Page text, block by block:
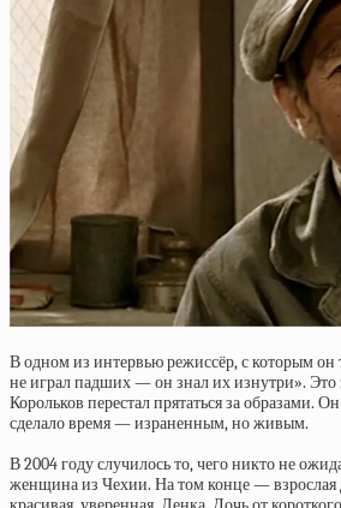
В одном из интервью режиссёр, с которым он
не играл падших — он знал их изнутри». Это
Корольков перестал прятаться за образами.
сделало время — израненным, но живым.
В 2004 году случилось то, чего никто не
женщина из Чехии. На том конце — взрослая